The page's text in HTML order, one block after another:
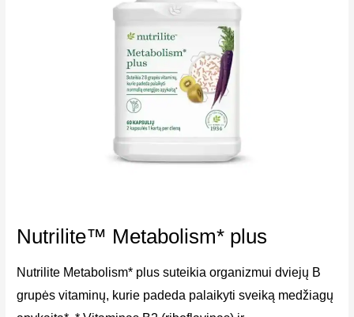
Nutrilite™ Metabolism* plus
Nutrilite Metabolism* plus suteikia organizmui dviejų B
grupės vitaminų, kurie padeda palaikyti sveiką medžiagų